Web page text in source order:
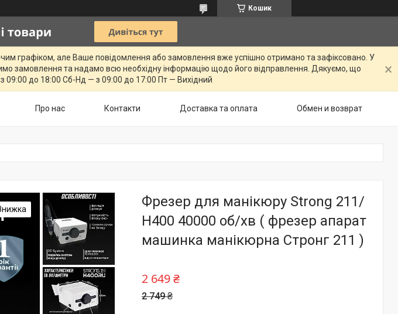
Кошик
графіком, але Ваше повідомлення або замовлення вже успішно отримано та зафіксовано. У
замовлення та надамо всю необхідну інформацію щодо його відправлення. Дякуємо, що
09:00 до 18:00 Сб-Нд — з 09:00 до 17:00 Пт — Вихідний
Про нас Контакти Доставка та оплата Обмен и возврат
Фрезер для манікюру Strong 211/
H400 40000 об/хв ( фрезер апарат
машинка манікюрна Стронг 211 )
2 749 ₴
2 649 ₴